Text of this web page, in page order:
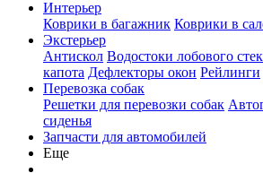
Интерьер
Коврики в багажник Коврики в
Экстерьер
Антискол Водостоки лобового
капота Дефлекторы окон Рейлинги
Перевозка собак
Решетки для перевозки собак
сиденья
Запчасти для автомобилей
Еще